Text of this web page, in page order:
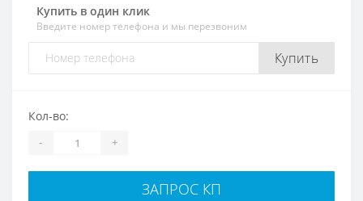
Купить в один клик
Введите номер телефона и мы перезвоним
Купить
Кол-во:
- +
ЗАПРОС КП